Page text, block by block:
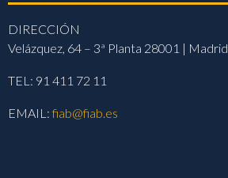
DIRECCIÓN
Velázquez, 64 – 3ª Planta 28001 | Madrid
TEL: 91 411 72 11
EMAIL:fiab@fiab.es